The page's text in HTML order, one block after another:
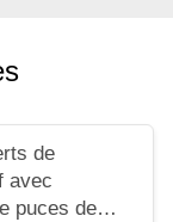
de
avec
puces de